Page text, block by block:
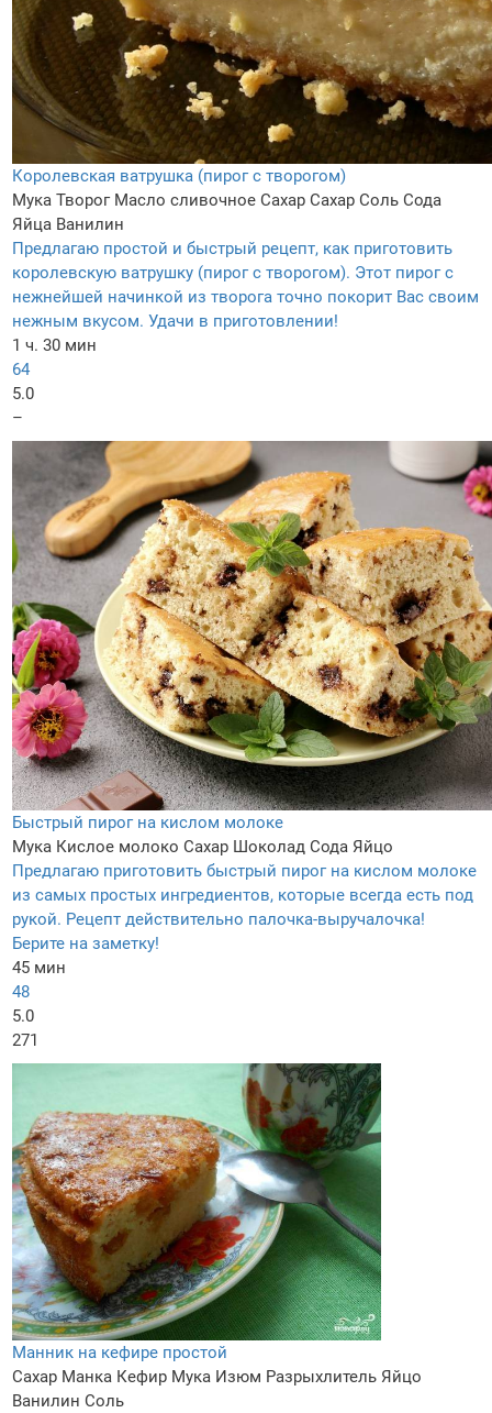
Королевская ватрушка (пирог с творогом)
Мука Творог Масло сливочное Сахар Сахар Соль Сода
Яйца Ванилин
Предлагаю простой и быстрый рецепт, как приготовить
королевскую ватрушку (пирог с творогом). Этот пирог с
нежнейшей начинкой из творога точно покорит Вас своим
нежным вкусом. Удачи в приготовлении!
1 ч. 30 мин
64
5.0
–
Быстрый пирог на кислом молоке
Мука Кислое молоко Сахар Шоколад Сода Яйцо
Предлагаю приготовить быстрый пирог на кислом молоке
из самых простых ингредиентов, которые всегда есть под
рукой. Рецепт действительно палочка-выручалочка!
Берите на заметку!
45 мин
48
5.0
271
Манник на кефире простой
Сахар Манка Кефир Мука Изюм Разрыхлитель Яйцо
Ванилин Соль